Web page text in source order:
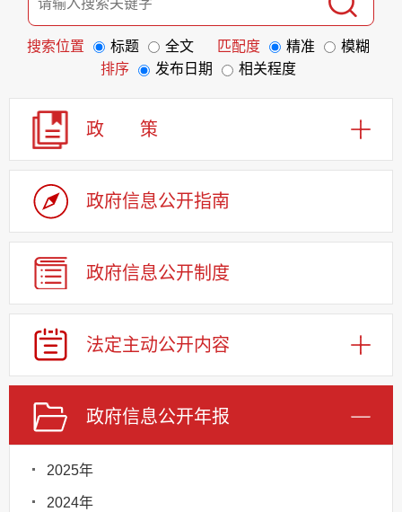
搜索位置 标题 全文 匹配度 精准
模糊
排序
发布日期 相关程度
政 策
政府信息公开指南
政府信息公开制度
法定主动公开内容
政府信息公开年报
2025年
2024年